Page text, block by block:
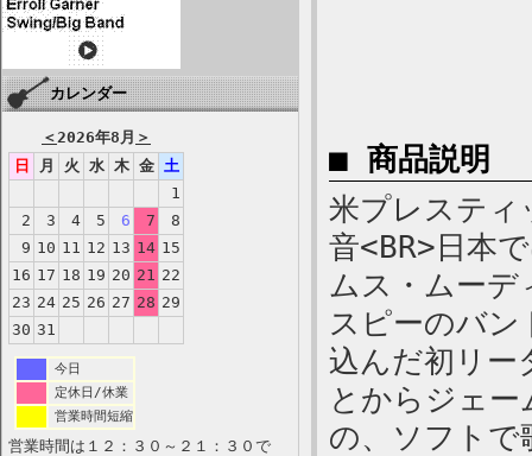
カレンダー
＜2026年8月 ＞
日
月 火 水 木 金 土
1
2
3 4 5 6 7
8
9 10 11 12 13 14 15
16 17 18 19 20 21 22
23 24 25 26 27 28 29
30 31
今日
定休日/休業
営業時間短縮
営業時間は１２：３０～２１：３０で
■ 商品説明
米プレスティ
音<BR>日本
ムス・ムーデ
スピーのバン
込んだ初リー
とからジェ
の、ソフトで